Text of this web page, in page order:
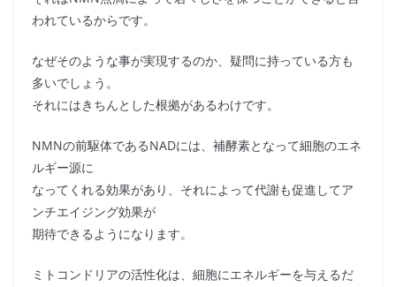
われているからです。
なぜそのような事が実現するのか、疑問に持っている方も
多いでしょう。
それにはきちんとした根拠があるわけです。
NMNの前駆体であるNADには、補酵素となって細胞のエネ
ルギー源に
なってくれる効果があり、それによって代謝も促進してア
ンチエイジング効果が
期待できるようになります。
ミトコンドリアの活性化は、細胞にエネルギーを与えるだ